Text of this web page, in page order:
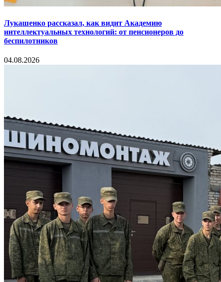
Лукашенко рассказал, как видит Академию
интеллектуальных технологий: от пенсионеров до
беспилотников
04.08.2026